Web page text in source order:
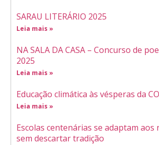
SARAU LITERÁRIO 2025
Leia mais »
NA SALA DA CASA – Concurso de
2025
Leia mais »
Educação climática às vésperas da
Leia mais »
Escolas centenárias se adaptam aos
sem descartar tradição